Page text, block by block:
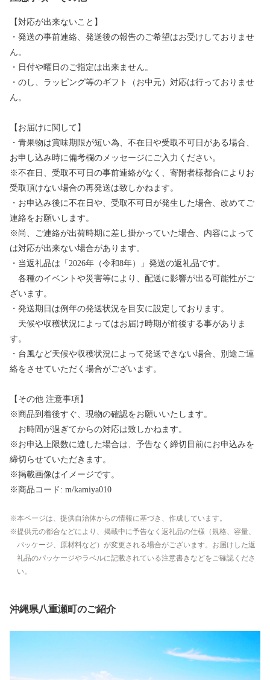
【対応が出来ないこと】
・発送の事前連絡、発送後の報告のご希望はお受けしておりませ
ん。
・日付や曜日のご指定は出来ません。
・のし、ラッピング等のギフト（お中元）対応は行っておりませ
ん。
【お届けに関して】
・青果物は賞味期限が短い為、不在日や受取不可日がある場合、
お申し込み時に備考欄のメッセージにご入力ください。
※不在日、受取不可日の事前連絡がなく、寄附者様都合によりお
受取頂けない場合の再発送は致しかねます。
・お申込み後に不在日や、受取不可日が発生した場合、改めてご
連絡をお願いします。
※尚、ご連絡が出荷時期に差し掛かっていた場合、内容によって
は対応が出来ない場合があります。
・当返礼品は「2026年（令和8年）」発送の返礼品です。
各種のイベントや災害等により、配送に影響が出る可能性がご
ざいます。
・発送期日は例年の発送状況を目安に設定しております。
天候や収穫状況によってはお届け時期が前後する事がありま
す。
・台風など天候や収穫状況によって発送できない場合、別途ご連
絡をさせていただく場合がございます。
【その他 注意事項】
※商品到着後すぐ、現物の確認をお願いいたします。
お時間が過ぎてからの対応は致しかねます。
※お申込上限数に達した場合は、予告なく締切目前にお申込みを
締切らせていただきます。
※掲載画像はイメージです。
※商品コード: m/kamiya010
本ページは、提供自治体からの情報に基づき、作成しています。
提供元の都合などにより、掲載中に予告なく返礼品の仕様（規格、容量、
パッケージ、原材料など）が変更される場合がございます。お届けした返
礼品のパッケージやラベルに記載されている注意書きなどをご確認くださ
い。
沖縄県八重瀬町のご紹介